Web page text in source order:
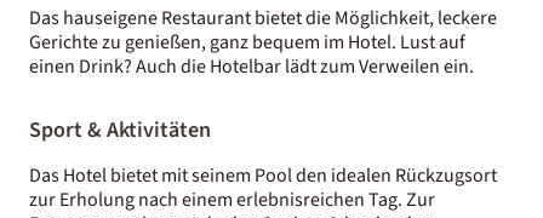
Das hauseigene Restaurant bietet die Möglichkeit, leckere
Gerichte zu genießen, ganz bequem im Hotel. Lust auf
einen Drink? Auch die Hotelbar lädt zum Verweilen ein.
Sport & Aktivitäten
Das Hotel bietet mit seinem Pool den idealen Rückzugsort
zur Erholung nach einem erlebnisreichen Tag. Zur